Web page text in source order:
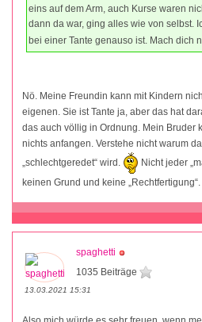
eins auf dem Arm, auch Kurse waren
dann da war, ging alles wie von selbst.
bei einer Tante genauso ist. Mach dich
Nö. Meine Freundin kann mit Kindern
eigenen. Sie ist Tante ja, aber das hat
das auch völlig in Ordnung. Mein Bruder
nichts anfangen. Verstehe nicht warum
„schlechtgeredet“ wird.
Nicht jeder
keinen Grund und keine „Rechtfertigung“.
spaghetti
1035 Beiträge
13.03.2021 15:31